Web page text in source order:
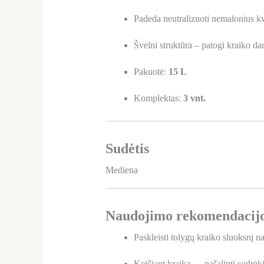
Padeda neutralizuoti nemalonius
Švelni struktūra – patogi kraiko
Pakuotė: 15 L
Komplektas: 3 vnt.
Sudėtis
Mediena
Naudojimo
Paskleisti tolygų kraiko sluoksnį